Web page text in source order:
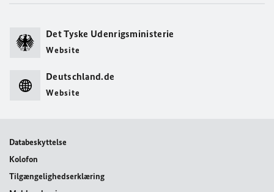
Det Tyske Udenrigsministerie
Website
Deutschland.de
Website
Databeskyttelse
Kolofon
Tilgængelighedserklæring